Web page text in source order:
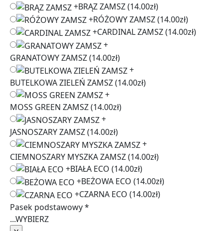
+BRĄZ ZAMSZ(14.00zł)
+RÓŻOWY ZAMSZ(14.00zł)
+CARDINAL ZAMSZ(14.00zł)
+
GRANATOWY ZAMSZ(14.00zł)
+
BUTELKOWA ZIELEŃ ZAMSZ(14.00zł)
+
MOSS GREEN ZAMSZ(14.00zł)
+
JASNOSZARY ZAMSZ(14.00zł)
+
CIEMNOSZARY MYSZKA ZAMSZ(14.00zł)
+BIAŁA ECO (14.00zł)
+BEŻOWA ECO (14.00zł)
+CZARNA ECO (14.00zł)
Pasek podstawowy*
...WYBIERZ